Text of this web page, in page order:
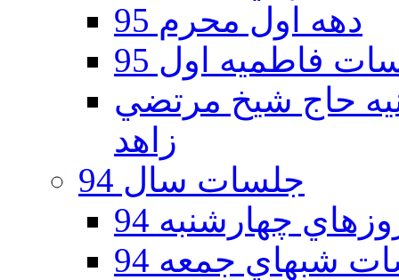
دهه اول محرم 95
فاطمیه اول 95
دوم 95 - حسينيه حاج شيخ مرتضي
زاهد
جلسات سال 94
چهارشنبه 94
شبهاي جمعه 94